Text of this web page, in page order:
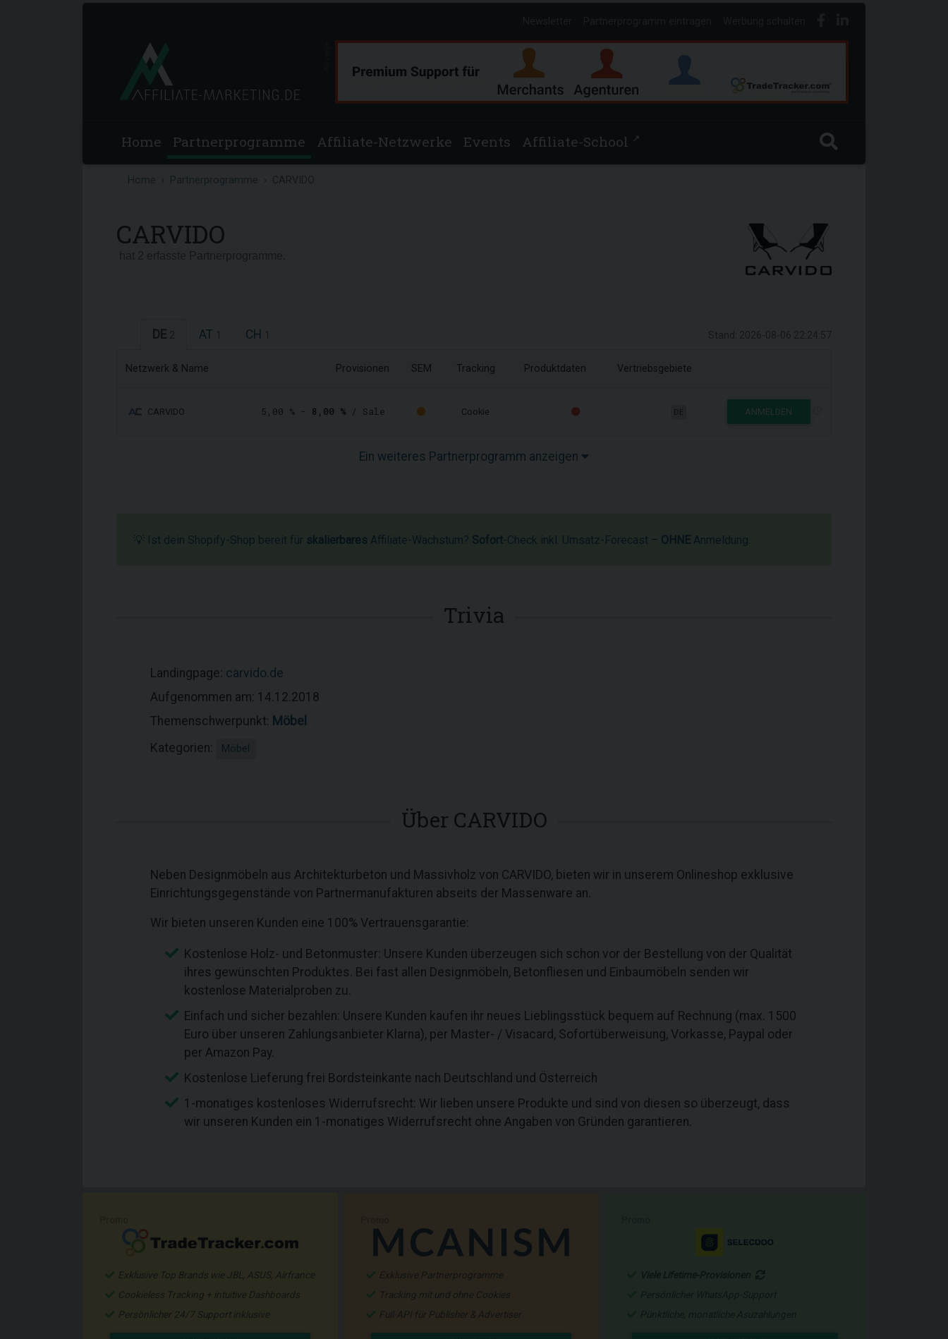
Home Partnerprogramme Affiliate-Netzwerke Events Affiliate-School ↗
Home Partnerprogramme
CARVIDO
DE AT CH
Netzwerk & Name Provisionen SEM Tracking Produktdaten Vertriebsgebiete
CARVIDO 5,00 % - 8,00 % / Sale Cookie DE ANMELDEN
Ein weiteres Partnerprogramm anzeigen
💡 Ist dein Shopify-Shop bereit für skalierbares Affiliate-Wachstum? Sofort-Check inkl. Umsatz-Forecast – OHNE Anmeldung.
Trivia
Landingpage: carvido.de
Aufgenommen am: 14.12.2018
Themenschwerpunkt: Möbel
Kategorien:
Möbel
Über CARVIDO
Neben Designmöbeln aus Architekturbeton und Massivholz von CARVIDO, bieten wir in unserem Onlineshop exklusive
Einrichtungsgegenstände von Partnermanufakturen abseits der Massenware an.
Wir bieten unseren Kunden eine 100% Vertrauensgarantie:
Kostenlose Holz- und Betonmuster: Unsere Kunden überzeugen sich schon vor der Bestellung von der Qualität
ihres gewünschten Produktes. Bei fast allen Designmöbeln, Betonfliesen und Einbaumöbeln senden wir
kostenlose Materialproben zu.
Einfach und sicher bezahlen: Unsere Kunden kaufen ihr neues Lieblingsstück bequem auf Rechnung (max. 1500
Euro über unseren Zahlungsanbieter Klarna), per Master- / Visacard, Sofortüberweisung, Vorkasse, Paypal oder
per Amazon Pay.
Kostenlose Lieferung frei Bordsteinkante nach Deutschland und Österreich
1-monatiges kostenloses Widerrufsrecht: Wir lieben unsere Produkte und sind von diesen so überzeugt, dass
wir unseren Kunden ein 1-monatiges Widerrufsrecht ohne Angaben von Gründen garantieren.
Exklusive Top Brands wie JBL, ASUS, Airfrance
Cookieless Tracking + intuitive Dashboards
Persönlicher 24/7 Support inklusive
Exklusive Partnerprogramme
Tracking mit und ohne Cookies
Full-API für Publisher & Advertiser